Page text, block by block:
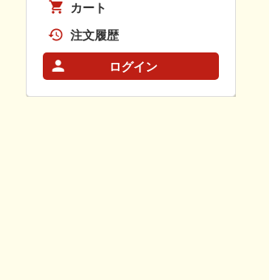
カート
注文履歴
ログイン